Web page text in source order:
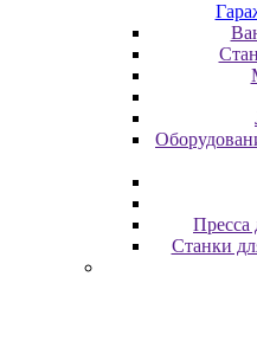
Пресса
Станки